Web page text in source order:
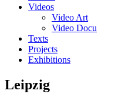
Videos
Video Art
Video Docu
Texts
Projects
Exhibitions
Leipzig